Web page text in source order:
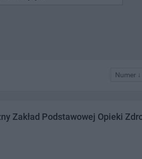
Numer ↓
Zakład Podstawowej Opieki